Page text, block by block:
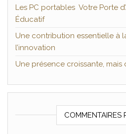
Les PC portables Votre Porte
Éducatif
Une contribution essentielle à
l’innovation
Une présence croissante, mais
COMMENTAIRES